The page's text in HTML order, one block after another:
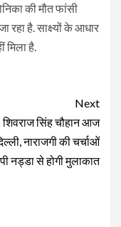
की मौत फांसी
रहा है. साक्ष्यों के आधार
मिला है.
Next
शिवराज सिंह चौहान आज
नाराजगी की चर्चाओं
नड्डा से होगी मुलाकात